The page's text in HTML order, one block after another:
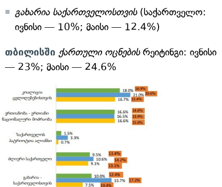
გახარია საქართველოსთვის(საქართველო:
ივნისი — 10%; მაისი — 12.4%)
თბილისში ქართული ოცნებისრეიტინგი: ივნისი
— 23%; მაისი — 24.6%